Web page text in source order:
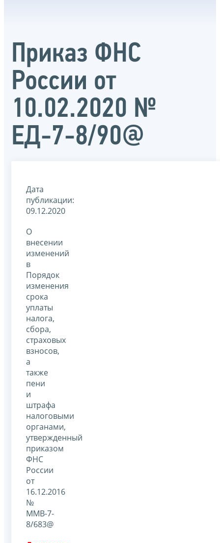
Приказ ФНС
России от
10.02.2020 №
ЕД-7-8/90@
Дата
публикации:
09.12.2020
О
внесении
изменений
в
Порядок
изменения
срока
уплаты
налога,
сбора,
страховых
взносов,
а
также
пени
и
штрафа
налоговыми
органами,
утвержденный
приказом
ФНС
России
от
16.12.2016
№
ММВ-7-
8/683@